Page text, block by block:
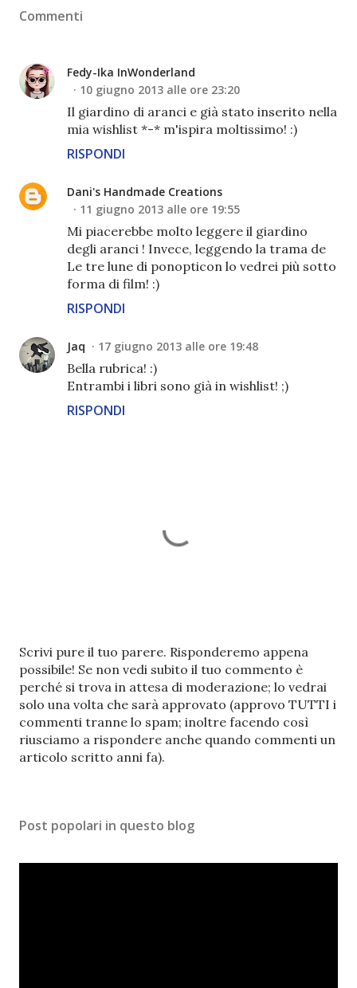
Commenti
Fedy-Ika InWonderland
10 giugno 2013 alle ore 23:20
Il giardino di aranci e già stato inserito nella
mia wishlist *-* m'ispira moltissimo! :)
RISPONDI
Dani's Handmade Creations
11 giugno 2013 alle ore 19:55
Mi piacerebbe molto leggere il giardino
degli aranci ! Invece, leggendo la trama de
Le tre lune di ponopticon lo vedrei più sotto
forma di film! :)
RISPONDI
Jaq 17 giugno 2013 alle ore 19:48
Bella rubrica! :)
Entrambi i libri sono già in wishlist! ;)
RISPONDI
P
o
s
t
a
u
n
m
n
Scrivi pure il tuo parere. Risponderemo appena
possibile! Se non vedi subito il tuo commento è
perché si trova in attesa di moderazione; lo vedrai
solo una volta che sarà approvato (approvo TUTTI i
commenti tranne lo spam; inoltre facendo così
riusciamo a rispondere anche quando commenti un
articolo scritto anni fa).
Post popolari in questo blog